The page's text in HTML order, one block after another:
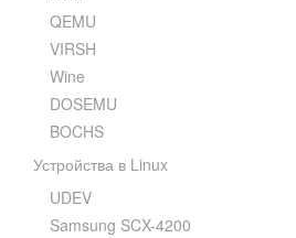
QEMU
VIRSH
Wine
DOSEMU
BOCHS
Устройства в Linux
UDEV
Samsung SCX-4200